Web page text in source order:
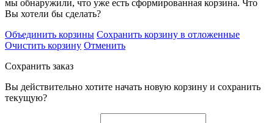
мы обнаружили, что уже есть сформированная корзина. Что
Вы хотели бы сделать?
Объединить корзины Сохранить корзину в отложенные
Очистить корзину Отменить
Сохранить заказ
Вы действительно хотите начать новую корзину и сохранить
текущую?